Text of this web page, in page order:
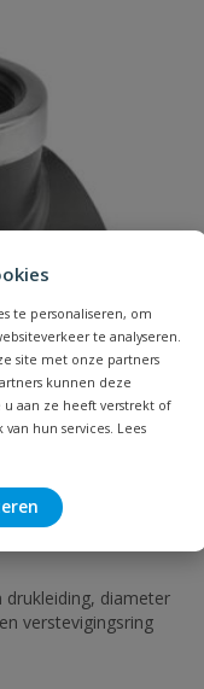
te personaliseren, om
te analyseren.
site met onze partners
kunnen deze
aan ze heeft verstrekt of
hun services. Lees
diameter
verstevigingsring